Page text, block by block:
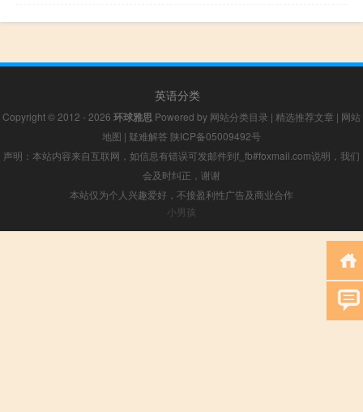
英语分类
Copyright © 2012 - 2026 环球雅思 Powered by 网站分类目录 | 精选推荐文章 | 网站
地图 | 疑难解答 陕ICP备05009492号
声明：本站内容来自互联网，如信息有错误可发邮件到f_fb#foxmail.com说明，我们
会及时纠正，谢谢
本站仅为个人兴趣爱好，不接盈利性广告及商业合作
小男孩